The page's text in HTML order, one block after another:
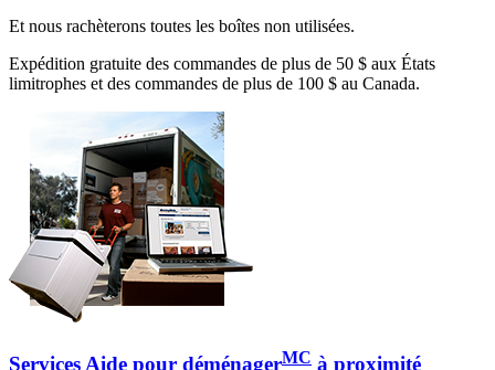
Et nous rachèterons toutes les boîtes non utilisées.
Expédition gratuite des commandes de plus de 50 $ aux États
limitrophes et des commandes de plus de 100 $ au Canada.
Services Aide pour déménagerMC à proximité